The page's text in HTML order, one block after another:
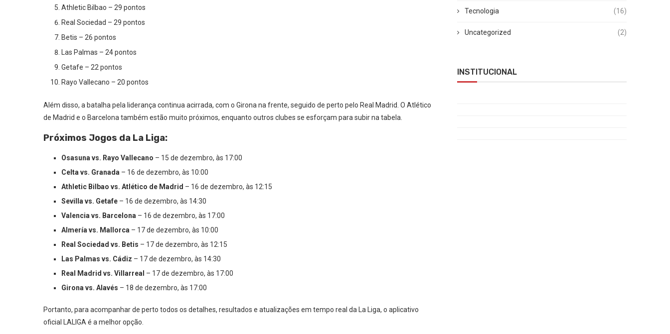
Athletic Bilbao – 29 pontos
Real Sociedad – 29 pontos
Betis – 26 pontos
Las Palmas – 24 pontos
Getafe – 22 pontos
Rayo Vallecano – 20 pontos
Além disso, a batalha pela liderança continua acirrada, com o Girona na frente, seguido de perto pelo Real Madrid. O Atlético
de Madrid e o Barcelona também estão muito próximos, enquanto outros clubes se esforçam para subir na tabela.
Próximos Jogos da La Liga:
Osasuna vs. Rayo Vallecano – 15 de dezembro, às 17:00
Celta vs. Granada – 16 de dezembro, às 10:00
Athletic Bilbao vs. Atlético de Madrid – 16 de dezembro, às 12:15
Sevilla vs. Getafe – 16 de dezembro, às 14:30
Valencia vs. Barcelona – 16 de dezembro, às 17:00
Almería vs. Mallorca – 17 de dezembro, às 10:00
Real Sociedad vs. Betis – 17 de dezembro, às 12:15
Las Palmas vs. Cádiz – 17 de dezembro, às 14:30
Real Madrid vs. Villarreal – 17 de dezembro, às 17:00
Girona vs. Alavés – 18 de dezembro, às 17:00
Portanto, para acompanhar de perto todos os detalhes, resultados e atualizações em tempo real da La Liga, o aplicativo
oficial LALIGA é a melhor opção.
Tecnologia (16)
Uncategorized (2)
INSTITUCIONAL